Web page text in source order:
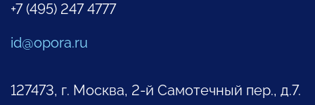
+7 (495) 247 4777
id@opora.ru
127473, г. Москва, 2-й Самотечный пер., д.7.